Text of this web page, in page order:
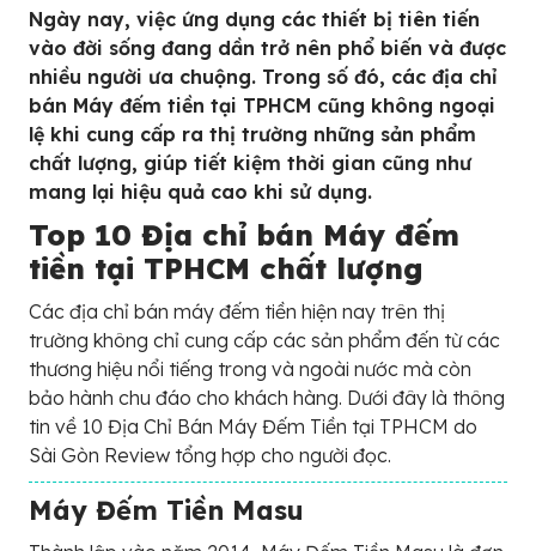
Ngày nay, việc ứng dụng các thiết bị tiên tiến
vào đời sống đang dần trở nên phổ biến và được
nhiều người ưa chuộng. Trong số đó, các địa chỉ
bán Máy đếm tiền tại TPHCM cũng không ngoại
lệ khi cung cấp ra thị trường những sản phẩm
chất lượng, giúp tiết kiệm thời gian cũng như
mang lại hiệu quả cao khi sử dụng.
Top 10 Địa chỉ bán Máy đếm
tiền tại TPHCM chất lượng
Các địa chỉ bán máy đếm tiền hiện nay trên thị
trường không chỉ cung cấp các sản phẩm đến từ các
thương hiệu nổi tiếng trong và ngoài nước mà còn
bảo hành chu đáo cho khách hàng. Dưới đây là thông
tin về 10 Địa Chỉ Bán Máy Đếm Tiền tại TPHCM do
Sài Gòn Review tổng hợp cho người đọc.
Máy Đếm Tiền Masu